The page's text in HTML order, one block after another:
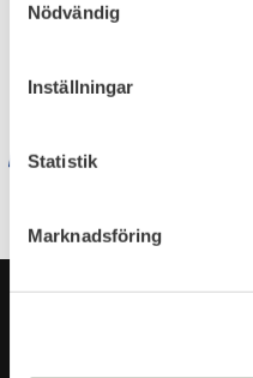
k
Nödvändig
Inställningar
Statistik
Marknadsföring
Dina personuppgifter